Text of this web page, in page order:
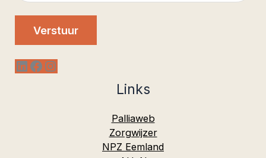
Verstuur
LinkedIn
Facebook
Instagram
Links
Palliaweb
Zorgwijzer
NPZ Eemland